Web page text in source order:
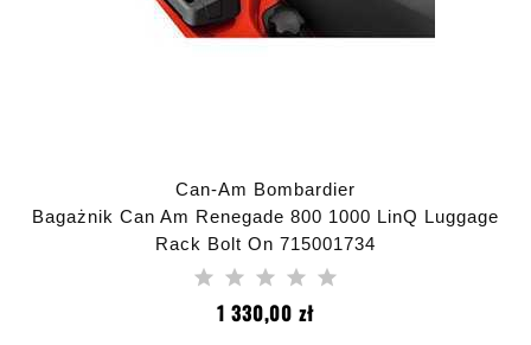
Can-Am Bombardier
Bagażnik Can Am Renegade 800 1000 LinQ Luggage
Rack Bolt On 715001734
1 330,00 złCena